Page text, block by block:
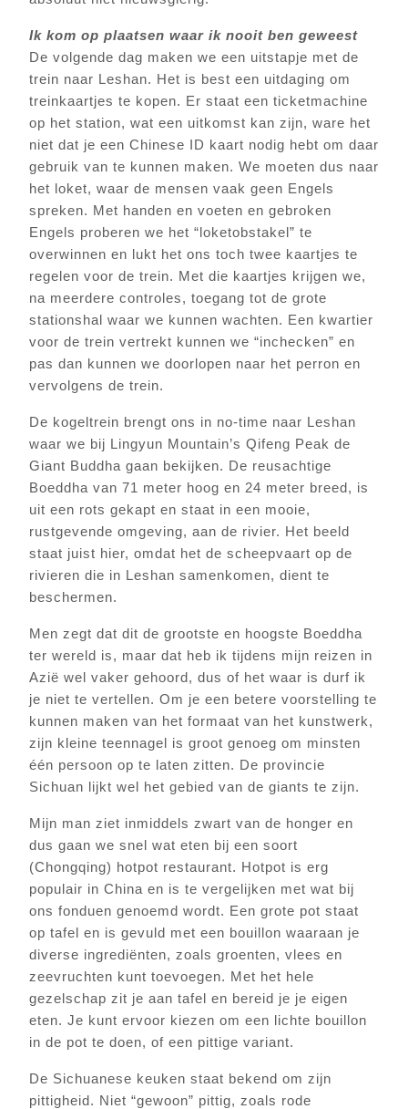
Ik kom op plaatsen waar ik nooit ben geweest
De volgende dag maken we een uitstapje met de
trein naar Leshan. Het is best een uitdaging om
treinkaartjes te kopen. Er staat een ticketmachine
op het station, wat een uitkomst kan zijn, ware het
niet dat je een Chinese ID kaart nodig hebt om daar
gebruik van te kunnen maken. We moeten dus naar
het loket, waar de mensen vaak geen Engels
spreken. Met handen en voeten en gebroken
Engels proberen we het “loketobstakel” te
overwinnen en lukt het ons toch twee kaartjes te
regelen voor de trein. Met die kaartjes krijgen we,
na meerdere controles, toegang tot de grote
stationshal waar we kunnen wachten. Een kwartier
voor de trein vertrekt kunnen we “inchecken” en
pas dan kunnen we doorlopen naar het perron en
vervolgens de trein.
De kogeltrein brengt ons in no-time naar Leshan
waar we bij Lingyun Mountain’s Qifeng Peak de
Giant Buddha gaan bekijken. De reusachtige
Boeddha van 71 meter hoog en 24 meter breed, is
uit een rots gekapt en staat in een mooie,
rustgevende omgeving, aan de rivier. Het beeld
staat juist hier, omdat het de scheepvaart op de
rivieren die in Leshan samenkomen, dient te
beschermen.
Men zegt dat dit de grootste en hoogste Boeddha
ter wereld is, maar dat heb ik tijdens mijn reizen in
Azië wel vaker gehoord, dus of het waar is durf ik
je niet te vertellen. Om je een betere voorstelling te
kunnen maken van het formaat van het kunstwerk,
zijn kleine teennagel is groot genoeg om minsten
één persoon op te laten zitten. De provincie
Sichuan lijkt wel het gebied van de giants te zijn.
Mijn man ziet inmiddels zwart van de honger en
dus gaan we snel wat eten bij een soort
(Chongqing) hotpot restaurant. Hotpot is erg
populair in China en is te vergelijken met wat bij
ons fonduen genoemd wordt. Een grote pot staat
op tafel en is gevuld met een bouillon waaraan je
diverse ingrediënten, zoals groenten, vlees en
zeevruchten kunt toevoegen. Met het hele
gezelschap zit je aan tafel en bereid je je eigen
eten. Je kunt ervoor kiezen om een lichte bouillon
in de pot te doen, of een pittige variant.
De Sichuanese keuken staat bekend om zijn
pittigheid. Niet “gewoon” pittig, zoals rode